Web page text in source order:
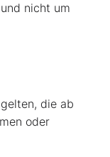
nicht um
die ab
oder